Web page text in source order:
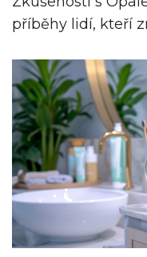
příběhy lidí, kteří